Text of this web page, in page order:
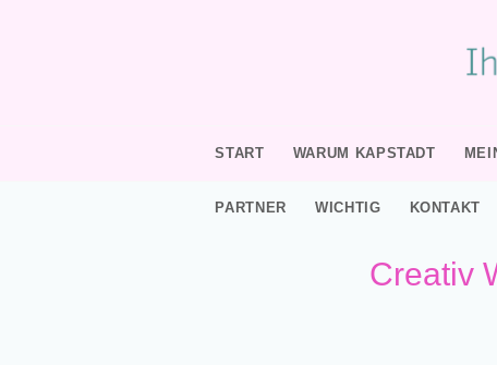
START WARUM KAPSTADT
PARTNER WICHTIG KONTAKT
Creativ